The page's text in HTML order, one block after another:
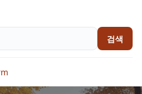
검색